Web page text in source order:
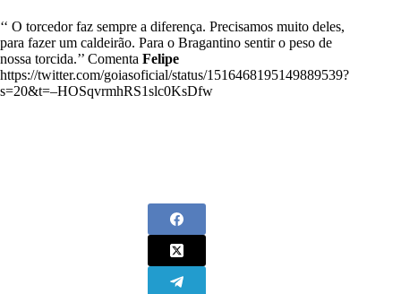
‘‘ O torcedor faz sempre a diferença. Precisamos muito deles,
para fazer um caldeirão. Para o Bragantino sentir o peso de
nossa torcida.’’ Comenta Felipe
https://twitter.com/goiasoficial/status/1516468195149889539?
s=20&t=–HOSqvrmhRS1slc0KsDfw